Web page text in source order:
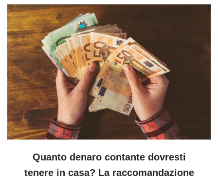
Quanto denaro contante dovresti
tenere in casa? La raccomandazione